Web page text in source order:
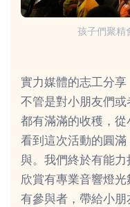
孩子們聚精
實力媒體的志工分享
不管是對小朋友們
都有滿滿的收穫，
看到這次活動的圓
與。我們終於有能
欣賞有專業音響燈
有參與者，帶給小朋